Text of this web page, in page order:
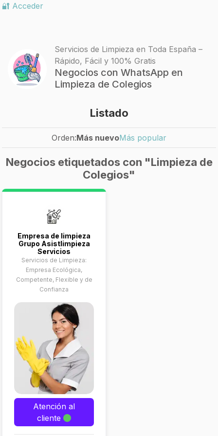
🔐 Acceder
Servicios de Limpieza en Toda España –
Rápido, Fácil y 100% Gratis
Negocios con WhatsApp en
Limpieza de Colegios
Listado
Orden:Más nuevoMás popular
Negocios etiquetados con "Limpieza de
Colegios"
Empresa de limpieza
Grupo Asistlimpieza
Servicios
Servicios de Limpieza:
Empresa Ecológica,
Competente, Flexible y de
Confianza
Atención al
cliente